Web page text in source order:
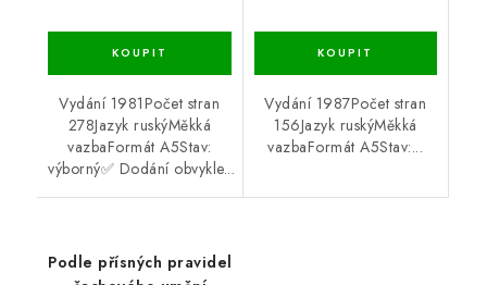
Vydání 1981Počet stran
278Jazyk ruskýMěkká
vazbaFormát A5Stav:
výborný✅ Dodání obvykle...
Vydání 1987Počet stran
156Jazyk ruskýMěkká
vazbaFormát A5Stav:...
Podle přísných pravidel